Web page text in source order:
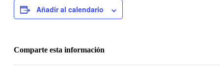
Añadir al calendario
Comparte esta información